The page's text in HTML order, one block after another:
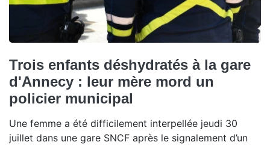
Trois enfants déshydratés à la gare
d'Annecy : leur mère mord un
policier municipal
Une femme a été difficilement interpellée jeudi 30
juillet dans une gare SNCF après le signalement d’un